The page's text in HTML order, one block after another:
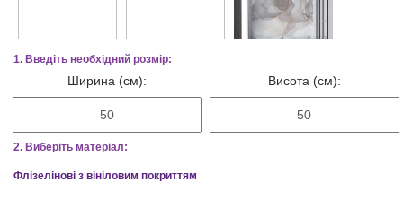
1. Введіть необхідний розмір:
Ширина (см): Висота (см):
2. Виберіть матеріал:
Флізелінові з вініловим покриттям